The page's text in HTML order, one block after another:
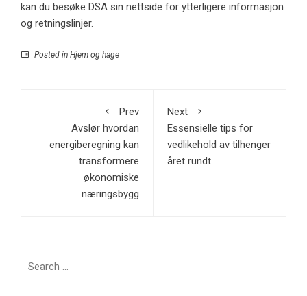
kan du besøke DSA sin nettside for ytterligere informasjon
og retningslinjer.
Posted in Hjem og hage
Prev
Avslør hvordan
energiberegning kan
transformere
økonomiske
næringsbygg
Next
Essensielle tips for
vedlikehold av tilhenger
året rundt